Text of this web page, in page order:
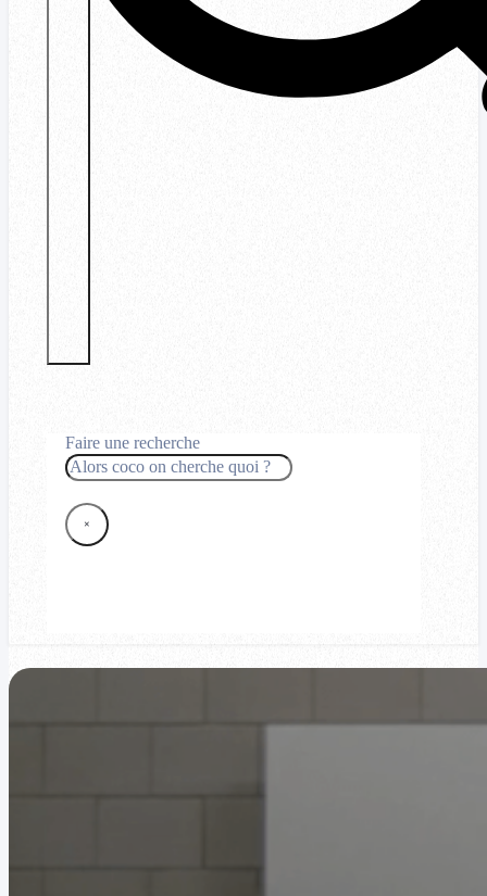
Faire une recherche
Rechercher
×